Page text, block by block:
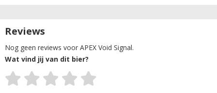
Reviews
Nog geen reviews voor APEX Void Signal.
Wat vind jij van dit bier?